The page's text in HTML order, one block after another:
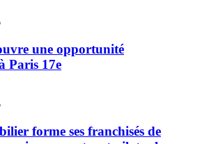
une opportunité
Paris 17e
forme ses franchisés de